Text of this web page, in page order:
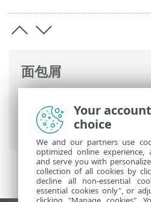
面包屑
开始使用
>ESET
ESET PROTECT On-Prem
Your
choice
We and our partners use
optimized online experience,
and serve you with
collection of all cookies by
decline all non-essential
essential cookies only", or